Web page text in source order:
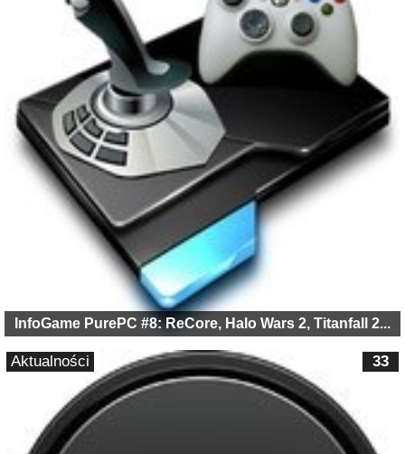
InfoGame PurePC #8: ReCore, Halo Wars 2, Titanfall 2...
33
Aktualności